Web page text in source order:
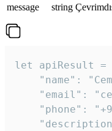
message
string
let apiResult =
"name":
"email":
"phone":